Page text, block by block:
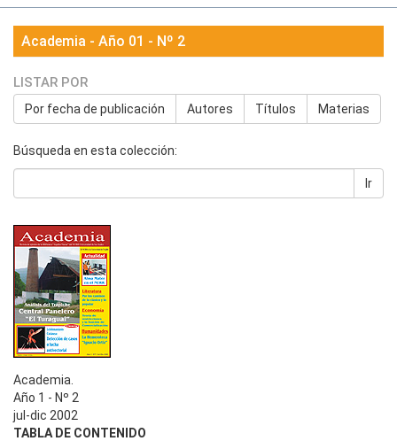
Academia - Año 01 - Nº 2
LISTAR POR
Por fecha de publicación Autores Títulos Materias
Búsqueda en esta colección:
Ir
Academia.
Año 1 - Nº 2
jul-dic 2002
TABLA DE CONTENIDO